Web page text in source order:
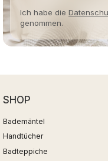
Ich habe die
genommen.
SHOP
Bademäntel
Handtücher
Badteppiche